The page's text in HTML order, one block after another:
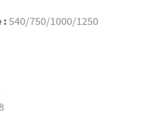
: 540/750/1000/1250